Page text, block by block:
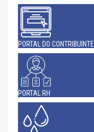
PORTAL DO CONTRIBUINTE
PORTAL RH